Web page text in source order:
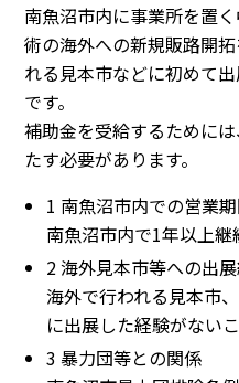
南魚沼市内に事業所を置
術の海外への新規販路開
れる見本市などに初めて
です。
補助金を受給するために
たす必要があります。
1 南魚沼市内での営業
南魚沼市内で1年以上
2 海外見本市等への出
海外で行われる見本市
に出展した経験がない
3 暴力団等との関係